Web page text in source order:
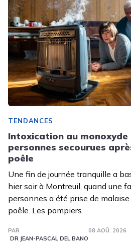
TENDANCES
Intoxication au
personnes secourues
poêle
Une fin de journée tranquille a
hier soir à Montreuil, quand une
personnes a été prise de malaise
poêle. Les pompiers
PAR
DR JEAN-PASCAL DEL BANO
08 AOÛ. 2026